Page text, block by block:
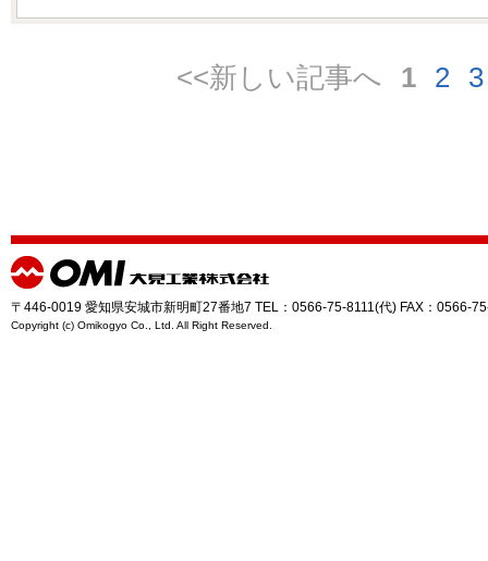
<<新しい記事へ 1 2 3
〒446-0019 愛知県安城市新明町27番地7 TEL：0566-75-8111(代) FAX：0566-
Copyright (c) Omikogyo Co., Ltd. All Right Reserved.